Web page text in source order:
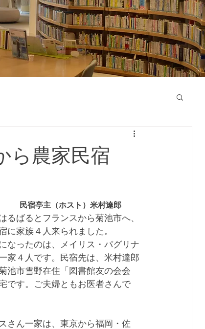
ら農家民宿
民宿亭主（ホスト）米村達郎
るばるとフランスから菊池市へ、
に家族４人来られました。
なったのは、メイリス・パグリナ
家４人です。民宿先は、米村達郎
池市雪野在住「図書館友の会会
です。ご夫婦ともお医者さんで
さん一家は、東京から福岡・佐